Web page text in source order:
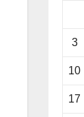
3
10
17